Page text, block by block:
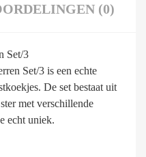
(0)
Set/3
Set/3 is een echte
De set bestaat uit
met verschillende
echt uniek.